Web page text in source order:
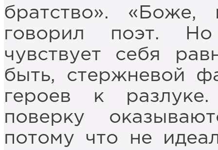
братство».
говорил поэт.
чувствует себя
быть, стержневой
героев к
поверку
потому что не